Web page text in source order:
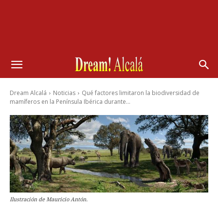
Dream Alcalá Noticias
Qué factores limitaron la biodiversidad de
mamíferos en la Península Ibérica durante...
Ilustración de Mauricio Antón.